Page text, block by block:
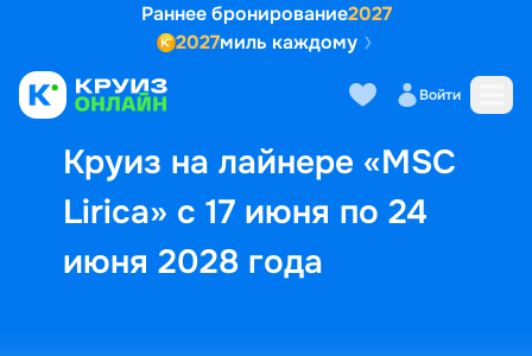
Раннее бронирование2027
2027миль каждому
Войти
Круиз на лайнере «MSC
Lirica» с 17 июня по 24
июня 2028 года
Выбор кают Маршрут и